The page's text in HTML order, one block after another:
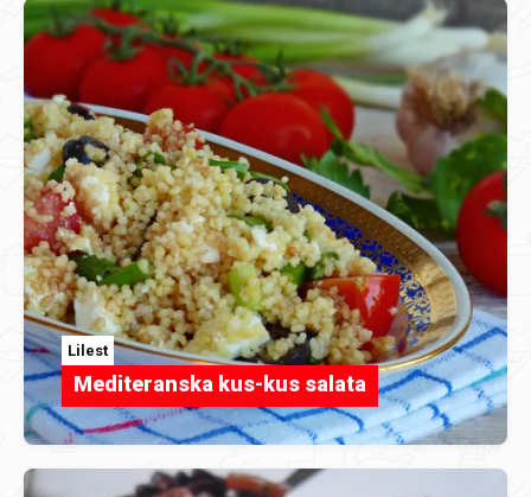
Lilest
Mediteranska kus-kus salata